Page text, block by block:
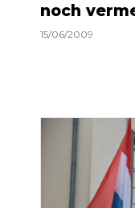
noch
15/06/2009